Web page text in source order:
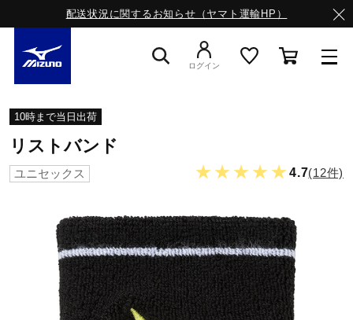
配送状況に関するお知らせ（ヤマト運輸HP）
スニーカー
ライフスタイルウエア
ランニング
サッカー／フットサル
ログイン
10時まで当日出荷
リストバンド
ユニセックス ★★★★★4.7(12件)